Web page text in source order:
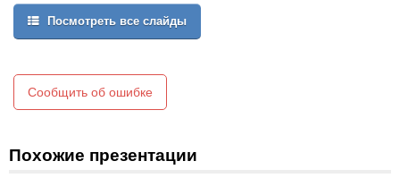
деятельности.
Помни, что твоя сила и твоя ценность - в твоем здоровье.
Оценивай себя и своих товарищей не по словам, а по
Посмотреть все слайды
Сообщить об ошибке
Похожие презентации